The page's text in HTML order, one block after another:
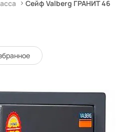
Сейф Valberg ГРАНИТ 46